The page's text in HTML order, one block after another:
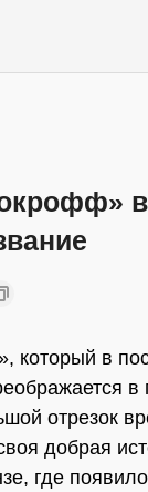
который в
отрезок
добрая
где